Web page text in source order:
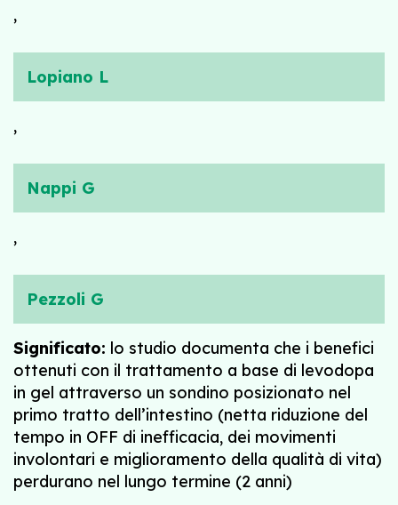
,
Lopiano L
,
Nappi G
,
Pezzoli G
Significato: lo studio documenta che i benefici
ottenuti con il trattamento a base di levodopa
in gel attraverso un sondino posizionato nel
primo tratto dell’intestino (netta riduzione del
tempo in OFF di inefficacia, dei movimenti
involontari e miglioramento della qualità di vita)
perdurano nel lungo termine (2 anni)